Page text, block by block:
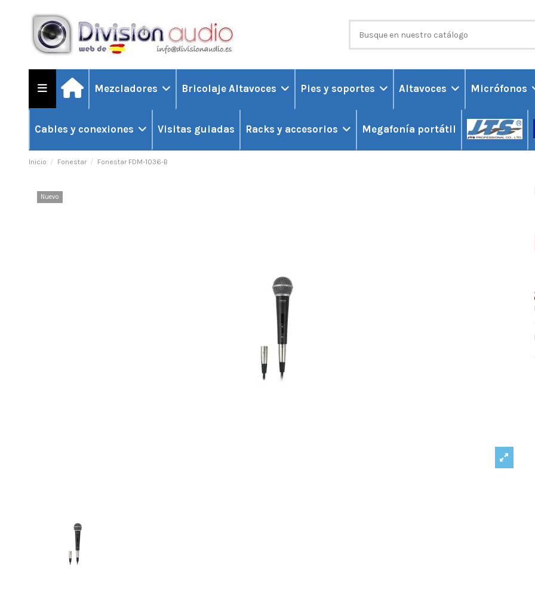
Mezcladores Bricolaje Altavoces Pies y soportes Altavoces Micrófonos
Cables y conexiones Visitas guiadas Racks y accesorios Megafonía portátil
Inicio Fonestar Fonestar FDM-1036-B
Nuevo